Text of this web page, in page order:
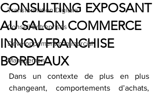
Transformation Digitale
Conseil Entreprises
Developpement commercial
Management
CONSULTING EXPOSANT
AU SALON COMMERCE
INNOV FRANCHISE
BORDEAUX
Dans un contexte de plus en plus
changeant, comportements d’achats,